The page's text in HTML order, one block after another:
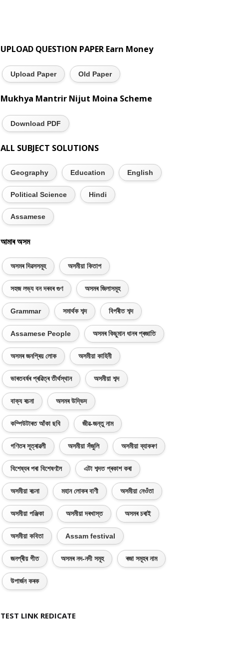
UPLOAD QUESTION PAPER Earn Money
Upload Paper Old Paper
Mukhya Mantrir Nijut Moina Scheme
Download PDF
ALL SUBJECT SOLUTIONS
Geography Education English
Political Science Hindi
Assamese
আমাৰ অসম
অসমৰ দিৱসসমূহ অসমীয়া কিতাপ
সহজ লভ্য বন দৰবৰ গুণ অসমৰ জিলাসমূহ
Grammar সমাৰ্থক শব্দ বিপৰীত শব্দ
Assamese People অসমৰ কিছুমান ধানৰ প্ৰজাতি
অসমৰ জনপ্ৰিয় লোক অসমীয়া কাহিনী
ভাৰতবৰ্ষৰ প্ৰৱিত্ৰ তীৰ্থস্থান অসমীয়া শব্দ
বাক্য ৰচনা অসমৰ উদ্ভিদ
কম্পিউটাৰত আঁকা ছবি জীৱ-জন্তু নাম
গণিতৰ সূত্ৰাৱলী অসমীয়া সঁজুলি অসমীয়া ব্যাকৰণ
বিশেষ্যৰ পৰা বিশেষণলৈ এটা শব্দত প্ৰকাশ কৰা
অসমীয়া ৰচনা মহান লোকৰ বাণী অসমীয়া নেওঁতা
অসমীয়া পঞ্জিকা অসমীয়া দৰখাস্ত অসমৰ চৰাই
অসমীয়া কবিতা Assam festival
জনপ্ৰীয় গীত অসমৰ নদ-নদী সমূহ ৰজা সমূহৰ নাম
উপাৰ্জন কৰক
TEST LINK REDICATE